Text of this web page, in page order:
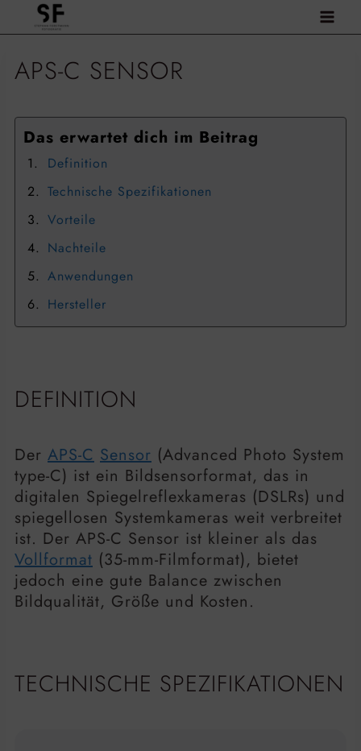
Inhalt
APS-C SENSOR
Das erwartet dich im Beitrag
Definition
Technische Spezifikationen
Vorteile
Nachteile
Anwendungen
Hersteller
DEFINITION
Der APS-C Sensor (Advanced Photo System
type-C) ist ein Bildsensorformat, das in
digitalen Spiegelreflexkameras (DSLRs) und
spiegellosen Systemkameras weit verbreitet
ist. Der APS-C Sensor ist kleiner als das
Vollformat (35-mm-Filmformat), bietet
jedoch eine gute Balance zwischen
Bildqualität, Größe und Kosten.
TECHNISCHE SPEZIFIKATIONEN